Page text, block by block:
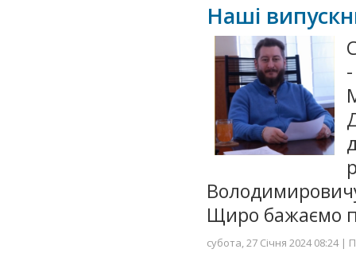
Наші
Щиро бажаємо
субота, 27 Січня 2024 08:24 |